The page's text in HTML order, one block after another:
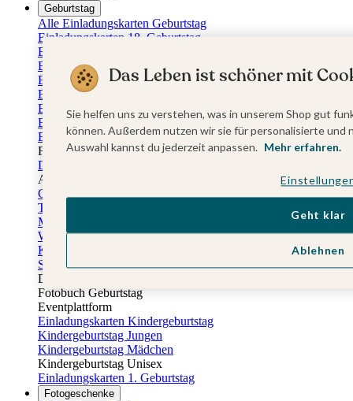
Geburtstag
Alle Einladungskarten Geburtstag
Einladungskarten 18. Geburtstag
Einladungskarten 30. Geburtstag
Einladungskarten 40. Geburtstag
Einladungskarten 50. Geburtstag
Einladungskarten 60. Geburtstag
Einladungskarten 70. Geburtstag
Einladungskarten 80. Geburtstag
Einladungskarten 90. Geburtstag
Für jedes Alter
Doppelgeburtstag Einladungen
Alle Geburtstagsextras
Gästebücher Geburtstag
Tischkarten Geburtstag
Menükarten Geburtstag
Weinetiketten Geburtstag
Kartenbox Geburtstag
Save the Date Karten
Dankeskarten Geburtstag
Fotobuch Geburtstag
Eventplattform
Einladungskarten Kindergeburtstag
Kindergeburtstag Jungen
Kindergeburtstag Mädchen
Kindergeburtstag Unisex
Einladungskarten 1. Geburtstag
Fotogeschenke
Das Leben ist schöner mit
Sie helfen uns zu verstehen, was in unserem Shop gut
können. Außerdem nutzen wir sie für personalisierte
Auswahl kannst du jederzeit anpassen. Mehr erfahren.
Ablehnen
Geht klar